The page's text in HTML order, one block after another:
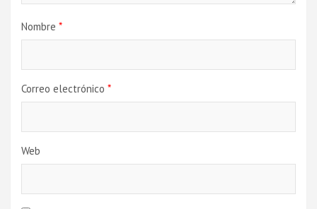
Nombre *
Correo electrónico *
Web